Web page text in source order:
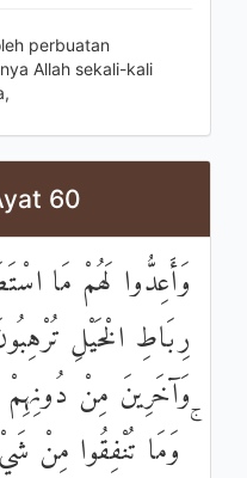
perbuatan
Allah sekali-kali
60
وَأَعِدُّوا لَهُمْ مَا
رِبَاطِ الْخَيْلِ
وَآخَرِينَ مِنْ دُونِهِمْ
وَمَا تُنْفِقُوا مِنْ